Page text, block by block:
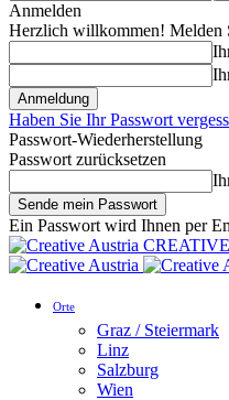
Anmelden
Herzlich willkommen! Melden
Haben Sie Ihr Passwort
Passwort-Wiederherstellung
Passwort zurücksetzen
Ein Passwort wird Ihnen per
Orte
Graz / Steiermark
Linz
Salzburg
Wien